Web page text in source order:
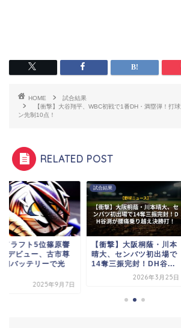
HOME
試合結果
【衝撃】大谷翔平、WBC初戦で1番DH・満塁弾！打
ン先制10点！
RELATED POST
ドラフト5位篠原響
デビュー、古市尊
初バッテリーで光
2025年9月7日
試合結果
【衝撃】大阪桐蔭・川本
晴大、センバツ初出場で
14奪三振完封！DH谷...
2026年3月25日